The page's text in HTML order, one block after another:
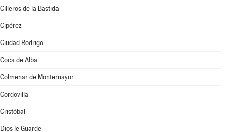
Cilleros de la Bastida
Cipérez
Ciudad Rodrigo
Coca de Alba
Colmenar de Montemayor
Cordovilla
Cristóbal
Dios le Guarde